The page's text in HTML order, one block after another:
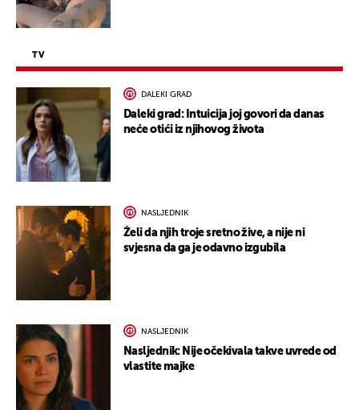
TV
DALEKI GRAD
Daleki grad: Intuicija joj govori da danas
neće otići iz njihovog života
NASLJEDNIK
Želi da njih troje sretno žive, a nije ni
svjesna da ga je odavno izgubila
NASLJEDNIK
Nasljednik: Nije očekivala takve uvrede od
vlastite majke